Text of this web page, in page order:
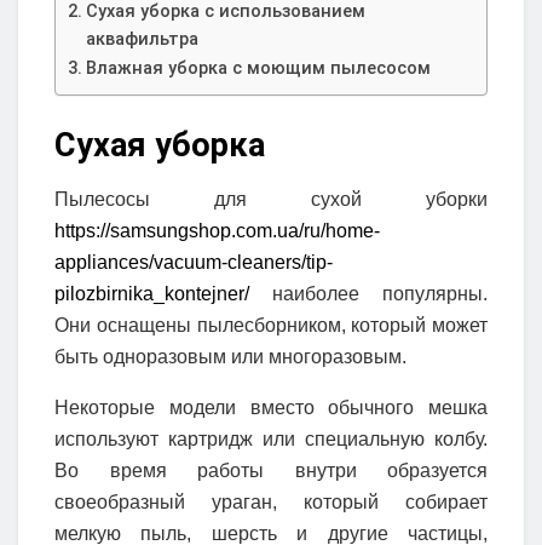
Сухая уборка с использованием
аквафильтра
Влажная уборка с моющим пылесосом
Сухая уборка
Пылесосы для сухой уборки
https://samsungshop.com.ua/ru/home-
appliances/vacuum-cleaners/tip-
pilozbirnika_kontejner/наиболее популярны.
Они оснащены пылесборником, который может
быть одноразовым или многоразовым.
Некоторые модели вместо обычного мешка
используют картридж или специальную колбу.
Во время работы внутри образуется
своеобразный ураган, который собирает
мелкую пыль, шерсть и другие частицы,